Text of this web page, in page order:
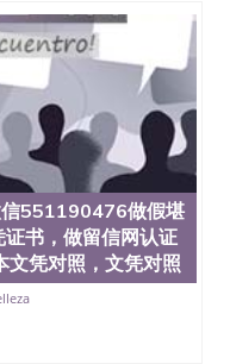
凭（San Jose
学历（ San Jose
学历（San Jose
学历（San Jose
历（San Jose
（San Jose State
Jose State
Jose State
Jose State
（San Jose State
（San Jose State
（San Jose State
Jose State
Jose State
Jose State
Jose State
信551190476做假堪
书，做留信网认证
文凭对照，文凭对照